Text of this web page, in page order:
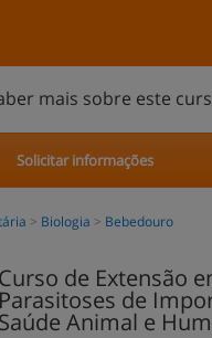
mais sobre este
Solicitar informações
Biologia Bebedouro
Curso de Extensão
Parasitoses de
Saúde Animal e